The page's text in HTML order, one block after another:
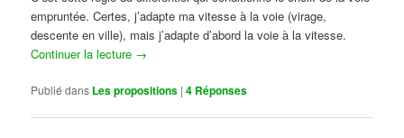
empruntée. Certes, j’adapte ma vitesse à la voie (virage,
descente en ville), mais j’adapte d’abord la voie à la vitesse.
Continuer la lecture →
Publié dans Les propositions |4 Réponses